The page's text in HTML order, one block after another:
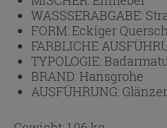
WASSSERABGABE:
FORM:Eckiger
FARBLICHE
TYPOLOGIE:
BRAND:Hansgrohe
AUSFÜHRUNG: